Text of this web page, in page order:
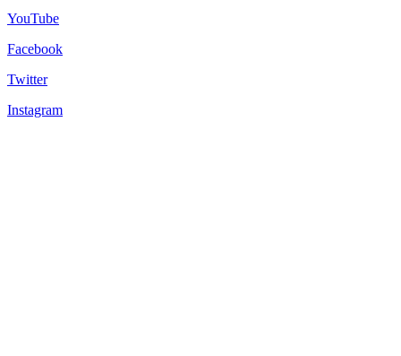
YouTube
Facebook
Twitter
Instagram